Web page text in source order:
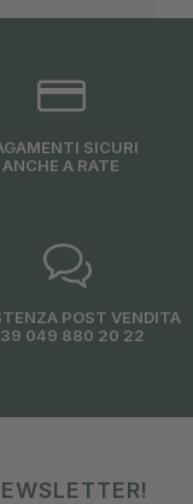
SICURI
ANCHE A RATE
POST VENDITA
049 880 20 22